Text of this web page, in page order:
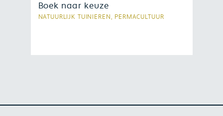
Boek naar keuze
NATUURLIJK TUINIEREN, PERMACULTUUR
maakt.